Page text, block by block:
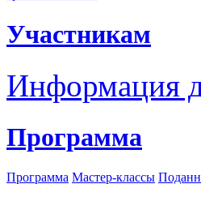
Участникам
Информация
Программа
Программа Мастер-классы